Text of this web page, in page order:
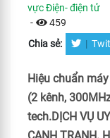
vực Điện- điện tử
-
459
Chia sẻ: |
Hiệu chuẩn
(2 kênh,
tech.DỊCH VỤ